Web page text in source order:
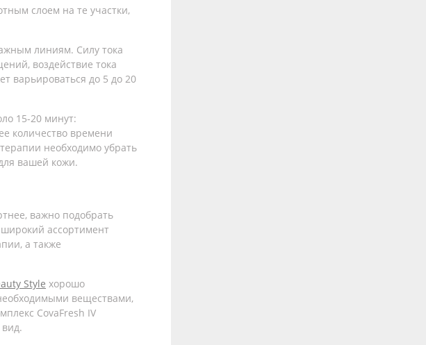
слоем на те участки,
линиям. Силу тока
воздействие тока
варьироваться до 5 до 20
15-20 минут:
количество времени
необходимо убрать
вашей кожи.
важно подобрать
ассортимент
а также
Style хорошо
веществами,
CovaFresh IV